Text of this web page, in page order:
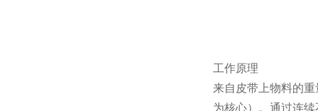
工作原理
来自皮带上物料的
为核心）。通过连